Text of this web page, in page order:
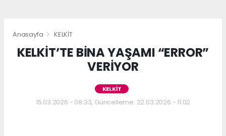
Anasayfa KELKİT
KELKİT’TE BİNA YAŞAMI “ERROR”
VERİYOR
KELKİT
15.03.2026 - 08:33, Güncelleme: 22.03.2026 - 11:02